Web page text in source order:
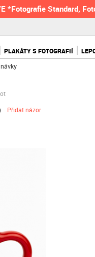
*Fotografie Standard,
PLAKÁTY S FOTOGRAFIÍ
Přidat názor